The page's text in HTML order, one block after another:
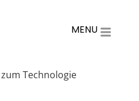
MENU
Technologie